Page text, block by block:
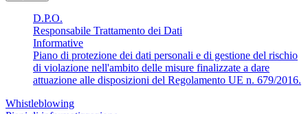
D.P.O.
Responsabile Trattamento dei Dati
Informative
Piano di protezione dei dati personali e di gestione del rischio
di violazione nell'ambito delle misure finalizzate a dare
attuazione alle disposizioni del Regolamento UE n. 679/2016.
Whistleblowing